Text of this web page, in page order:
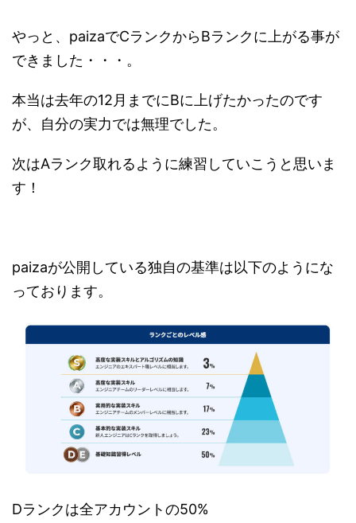
やっと、paizaでCランクからBランクに上がる事が
できました・・・。
本当は去年の12月までにBに上げたかったのです
が、自分の実力では無理でした。
次はAランク取れるように練習していこうと思いま
す！
paizaが公開している独自の基準は以下のようにな
っております。
Dランクは全アカウントの50%